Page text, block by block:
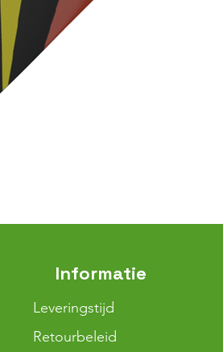
Informatie
Leveringstijd
Retourbeleid